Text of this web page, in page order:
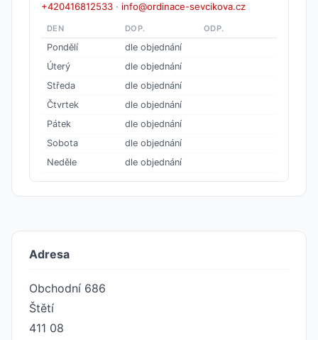
+420416812533 · info@ordinace-sevcikova.cz
DEN DOP. ODP.
Pondělí
dle objednání
Úterý
dle objednání
Středa
dle objednání
Čtvrtek
dle objednání
Pátek
dle objednání
Sobota
dle objednání
Neděle
dle objednání
Adresa
Obchodní 686
Štětí
411 08